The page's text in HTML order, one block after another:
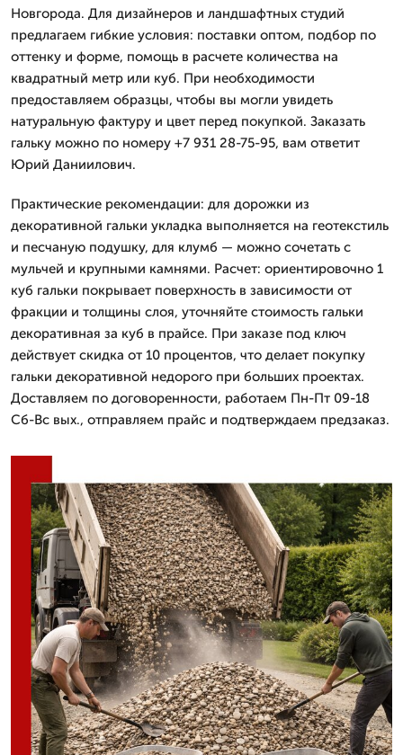
Новгорода. Для дизайнеров и ландшафтных студий
предлагаем гибкие условия: поставки оптом, подбор по
оттенку и форме, помощь в расчете количества на
квадратный метр или куб. При необходимости
предоставляем образцы, чтобы вы могли увидеть
натуральную фактуру и цвет перед покупкой. Заказать
гальку можно по номеру +7 931 28-75-95, вам ответит
Юрий Даниилович.
Практические рекомендации: для дорожки из
декоративной гальки укладка выполняется на геотекстиль
и песчаную подушку, для клумб — можно сочетать с
мульчей и крупными камнями. Расчет: ориентировочно 1
куб гальки покрывает поверхность в зависимости от
фракции и толщины слоя, уточняйте стоимость гальки
декоративная за куб в прайсе. При заказе под ключ
действует скидка от 10 процентов, что делает покупку
гальки декоративной недорого при больших проектах.
Доставляем по договоренности, работаем Пн-Пт 09-18
Сб-Вс вых., отправляем прайс и подтверждаем предзаказ.